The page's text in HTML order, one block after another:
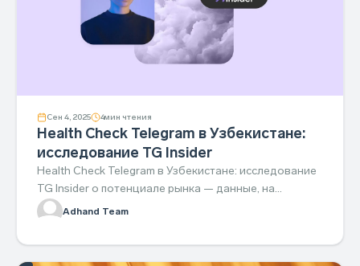
Сен 4, 2025 4мин чтения
Health Check Telegram в Узбекистане:
исследование TG Insider
Health Check Telegram в Узбекистане: исследование
TG Insider о потенциале рынка — данные, на
которые стоит опереться.
Adhand Team